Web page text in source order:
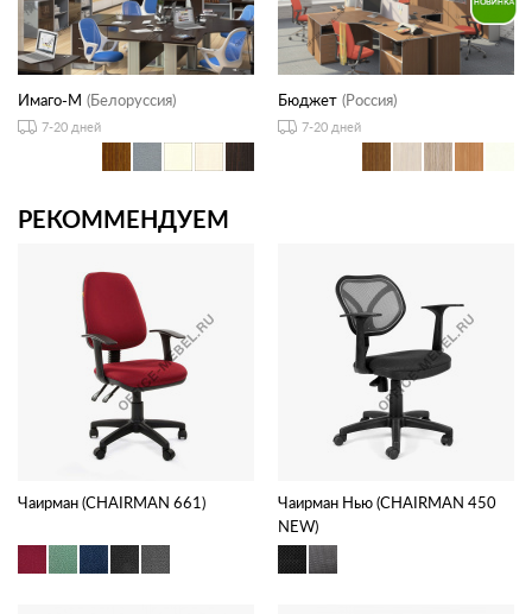
Имаго-М (Белоруссия)
7-20 дней
Бюджет (Россия)
7-20 дней
РЕКОММЕНДУЕМ
Чаирман (CHAIRMAN 661)
Чаирман Нью (CHAIRMAN 450
NEW)